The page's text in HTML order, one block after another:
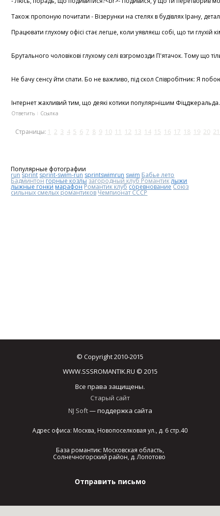
Також пропоную почитати - Візерунки на стелях в будівлях Ірану,
Працювати глухому офісі стає легше, коли уявляєш собі, що ти
Брутального чоловікові глухому селі взгромозди П'ятачок. Тому що
Не бачу сенсу йти спати. Бо не важливо, під скол Співробітник: Я
Інтернет жахливий тим, що деякі котики популярнішим
Ответить Ссылка
Страницы: 1 2 3 4 5 6 7 8 9 10 11 12 13 14 15 16 17 18 19 20 21
Популярные фотографии
run sprint sprint-swim-run sprintswimrun swim Бабье лето
Бадминтонгорные козлы загородный клуб Романтиклыжи
лыжные гонки марафонРомантик клубсоревнованиеСоюз
сильных смелых романтиковЧемпионат СССР
© Copyright 2010-2015
WWW.SSSROMANTIK.RU © 2015
Все права защищены.
Старый сайт
NJ Soft— поддержка сайта
Адрес офиса: Москва, Новопоселковая ул., д. 6 стр.40
База романтик: Московская область,
Солнечногорский район, д. Лопотово
Отправить письмо